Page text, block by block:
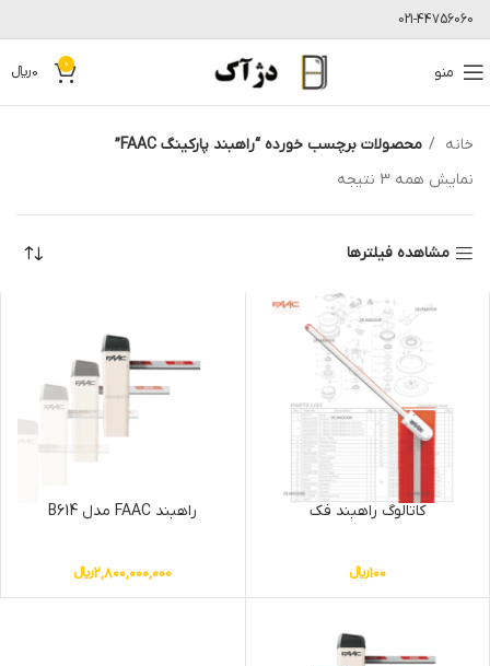
021-44756060
منو 0
0﷼
خانه
محصولات برچسب خورده “راهبند پارکینگ FAAC”
نمایش همه 3 نتیجه
مشاهده فیلترها
کاتالوگ راهبند فک
100﷼
راهبند FAAC مدل B614
2,800,000,000﷼